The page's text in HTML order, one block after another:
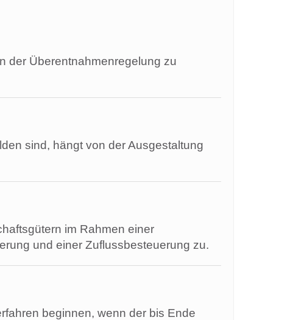
der Überentnahmenregelung zu
sind, hängt von der Ausgestaltung
im Rahmen einer
und einer Zuflussbesteuerung zu.
beginnen, wenn der bis Ende